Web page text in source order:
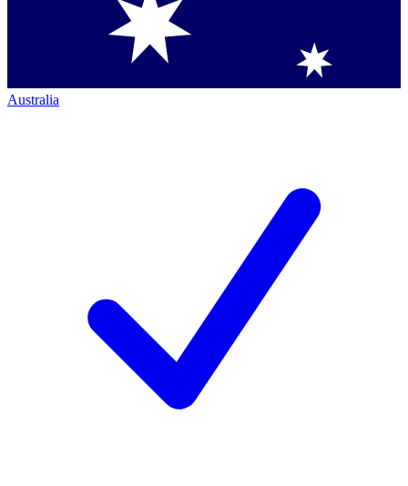
Australia